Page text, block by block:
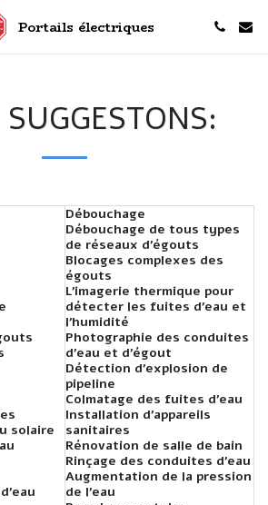
Portails électriques
solaire
Débouchage
Débouchage de tous types
de réseaux d'égouts
Blocages complexes des
égouts
L'imagerie thermique pour
détecter les fuites d'eau et
l'humidité
Photographie des conduites
d'eau et d'égout
Détection d'explosion de
pipeline
Colmatage des fuites d'eau
Installation d'appareils
sanitaires
Rénovation de salle de bain
Rinçage des conduites d'eau
Augmentation de la pression
de l'eau